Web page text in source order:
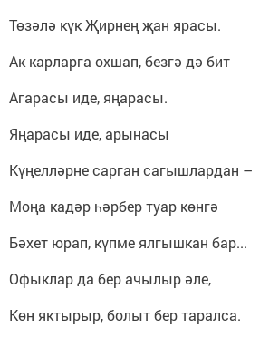
Төзәлә күк Җирнең җан ярасы.
Ак карларга охшап, безгә дә бит
Агарасы иде, яңарасы.
Яңарасы иде, арынасы
Күңелләрне сарган сагышлардан –
Моңа кадәр һәрбер туар көнгә
Бәхет юрап, күпме ялгышкан бар...
Офыклар да бер ачылыр әле,
Көн яктырыр, болыт бер таралса.